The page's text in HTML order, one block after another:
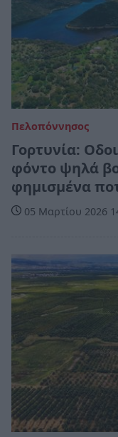
Πελοπόννησος
Γορτυνία:
φόντο ψηλά
φημισμένα
05 Μαρτίου 2026